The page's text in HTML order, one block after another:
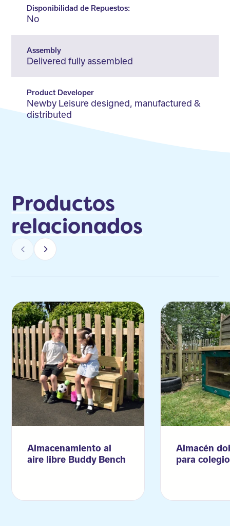
Disponibilidad de Repuestos:
No
Assembly
Delivered fully assembled
Product Developer
Newby Leisure designed, manufactured &
distributed
Productos
relacionados
Almacenamiento al
aire libre Buddy Bench
Almacén
para